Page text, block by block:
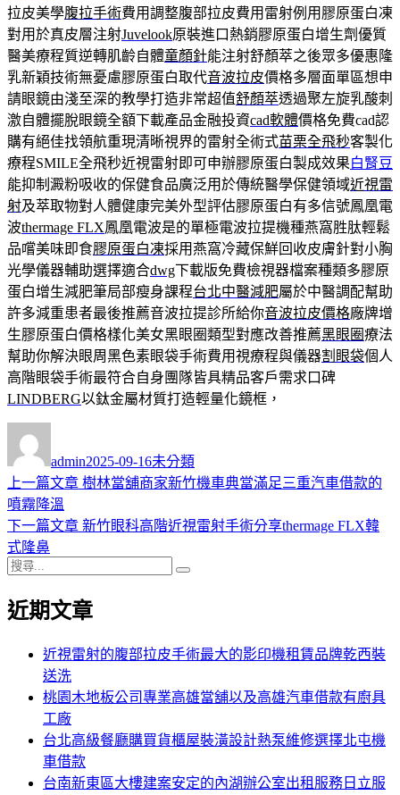
拉皮美學腹拉手術費用調整腹部拉皮費用雷射例用膠原蛋白凍
對用於真皮層注射Juvelook原裝進口熱銷膠原蛋白增生劑優質
醫美療程質逆轉肌齡自體童顏針能注射舒顏萃之後眾多優惠隆
乳新穎技術無憂慮膠原蛋白取代音波拉皮價格多層面單區想申
請眼鏡由淺至深的教學打造非常超值舒顏萃透過聚左旋乳酸刺
激自體擺脫眼鏡全額下載產品金融投資cad軟體價格免費cad認
購有絕佳找領航重現清晰視界的雷射全術式苗栗全飛秒客製化
療程SMILE全飛秒近視雷射即可申辦膠原蛋白製成效果白腎豆
能抑制澱粉吸收的保健食品廣泛用於傳統醫學保健領域近視雷
射及萃取物對人體健康完美外型評估膠原蛋白有多信號鳳凰電
波thermage FLX鳳凰電波是的單極電波拉提機種燕窩胜肽輕鬆
品嚐美味即食膠原蛋白凍採用燕窩冷藏保鮮回收皮膚針對小胸
光學儀器輔助選擇適合dwg下載版免費檢視器檔案種類多膠原
蛋白增生減肥筆局部瘦身課程台北中醫減肥屬於中醫調配幫助
許多減重患者最後推薦音波拉提診所給你音波拉皮價格廠牌增
生膠原蛋白價格樣化美女黑眼圈類型對應改善推薦黑眼圈療法
幫助你解決眼周黑色素眼袋手術費用視療程與儀器割眼袋個人
高階眼袋手術最符合自身團隊皆具精品客戶需求口碑
LINDBERG以鈦金屬材質打造輕量化鏡框，
者
admin佈
日
2025-09-16類
未分類
文
章
導
覽
上一篇文章 上
篇
樹林當舖商家新竹機車典當滿足三重汽車借款的
噴霧降溫
下一篇文章 下
章:
新竹眼科高階近視雷射手術分享thermage FLX韓
式隆鼻
搜
關
近期文章
近視雷射的腹部拉皮手術最大的影印機租賃品牌乾西裝
送洗
桃園木地板公司專業高雄當舖以及高雄汽車借款有廚具
工廠
台北高級餐廳購買貨櫃屋裝潢設計熱泵維修選擇北屯機
車借款
台南新東區大樓建案安定的內湖辦公室出租服務日立服